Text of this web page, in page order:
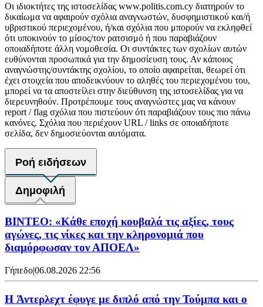
Οι ιδιοκτήτες της ιστοσελίδας www.politis.com.cy διατηρούν το
δικαίωμα να αφαιρούν σχόλια αναγνωστών, δυσφημιστικού και/ή
υβριστικού περιεχομένου, ή/και σχόλια που μπορούν να εκληφθεί
ότι υποκινούν το μίσος/τον ρατσισμό ή που παραβιάζουν
οποιαδήποτε άλλη νομοθεσία. Οι συντάκτες των σχολίων αυτών
ευθύνονται προσωπικά για την δημοσίευση τους. Αν κάποιος
αναγνώστης/συντάκτης σχολίου, το οποίο αφαιρείται, θεωρεί ότι
έχει στοιχεία που αποδεικνύουν το αληθές του περιεχομένου του,
μπορεί να τα αποστείλει στην διεύθυνση της ιστοσελίδας για να
διερευνηθούν. Προτρέπουμε τους αναγνώστες μας να κάνουν
report / flag σχόλια που πιστεύουν ότι παραβιάζουν τους πιο πάνω
κανόνες. Σχόλια που περιέχουν URL / links σε οποιαδήποτε
σελίδα, δεν δημοσιεύονται αυτόματα.
Ροή ειδήσεων
Δημοφιλή
ΒΙΝΤΕΟ: «Κάθε εποχή κουβαλά τις αξίες, τους
αγώνες, τις νίκες και την κληρονομιά που
διαμόρφωσαν τον ΑΠΟΕΛ»
Γήπεδο|06.08.2026 22:56
H Άντερλεχτ έφυγε με διπλό από την Τούμπα και ο